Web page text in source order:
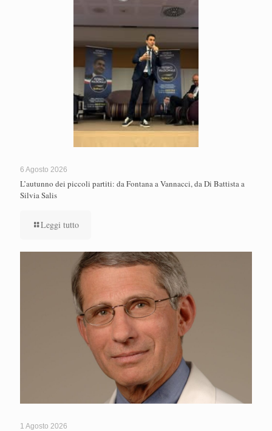
6 Agosto 2026
L’autunno dei piccoli partiti: da Fontana a Vannacci, da Di Battista a
Silvia Salis
Leggi tutto
1 Agosto 2026